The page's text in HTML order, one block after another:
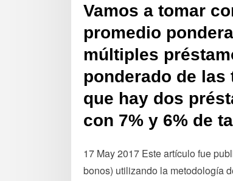
Vamos a tomar
promedio
múltiples
ponderado de las
que hay dos
con 7% y 6% de
17 May 2017 Este artículo fue
bonos) utilizando la metodología